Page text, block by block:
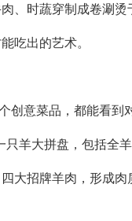
、时蔬穿制成卷涮烫
吃出的艺术。
创意菜品，都能看到
只羊大拼盘，包括全
大招牌羊肉，形成